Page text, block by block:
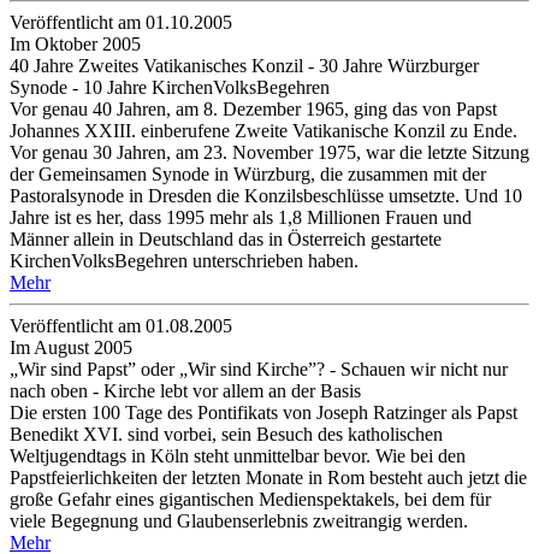
Veröffentlicht am 01­.10.2005
Im Oktober 2005
40 Jahre Zweites Vatikanisches Konzil - 30 Jahre Würzburger
Synode - 10 Jahre KirchenVolksBegehren
Vor genau 40 Jahren, am 8. Dezember 1965, ging das von Papst
Johannes XXIII. einberufene Zweite Vatikanische Konzil zu Ende.
Vor genau 30 Jahren, am 23. November 1975, war die letzte Sitzung
der Gemeinsamen Synode in Würzburg, die zusammen mit der
Pastoralsynode in Dresden die Konzilsbeschlüsse umsetzte. Und 10
Jahre ist es her, dass 1995 mehr als 1,8 Millionen Frauen und
Männer allein in Deutschland das in Österreich gestartete
KirchenVolksBegehren unterschrieben haben.
Mehr
Veröffentlicht am 01­.08.2005
Im August 2005
„Wir sind Papst” oder „Wir sind Kirche”? - Schauen wir nicht nur
nach oben - Kirche lebt vor allem an der Basis
Die ersten 100 Tage des Pontifikats von Joseph Ratzinger als Papst
Benedikt XVI. sind vorbei, sein Besuch des katholischen
Weltjugendtags in Köln steht unmittelbar bevor. Wie bei den
Papstfeierlichkeiten der letzten Monate in Rom besteht auch jetzt die
große Gefahr eines gigantischen Medienspektakels, bei dem für
viele Begegnung und Glaubenserlebnis zweitrangig werden.
Mehr